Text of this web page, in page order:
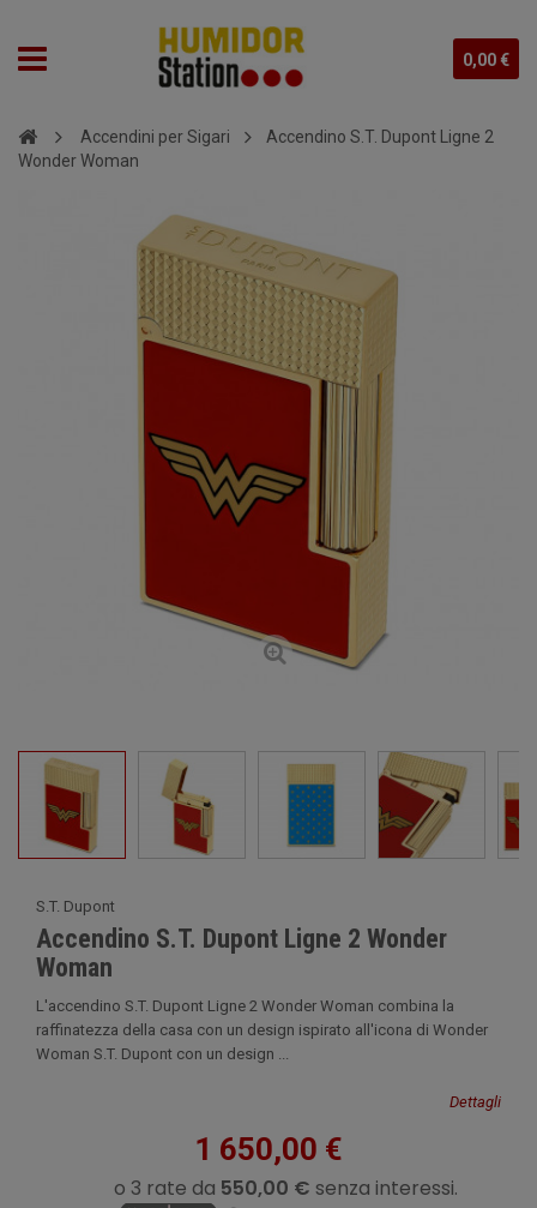
0,00 €
Accendini per Sigari
Accendino S.T. Dupont Ligne 2
Wonder Woman
S.T. Dupont
Accendino S.T. Dupont Ligne 2 Wonder
Woman
L'accendino S.T. Dupont Ligne 2 Wonder Woman combina la
raffinatezza della casa con un design ispirato all'icona di Wonder
Woman S.T. Dupont con un design ...
Dettagli
1 650,00 €